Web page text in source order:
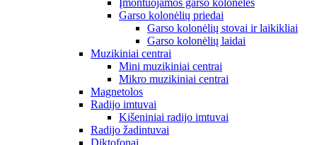
Įmontuojamos garso kolonėlės
Garso kolonėlių priedai
Garso kolonėlių stovai ir laikikliai
Garso kolonėlių laidai
Muzikiniai centrai
Mini muzikiniai centrai
Mikro muzikiniai centrai
Magnetolos
Radijo imtuvai
Kišeniniai radijo imtuvai
Radijo žadintuvai
Diktofonai